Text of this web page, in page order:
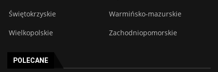
Świętokrzyskie Warmińsko-mazurskie
Wielkopolskie Zachodniopomorskie
POLECANE